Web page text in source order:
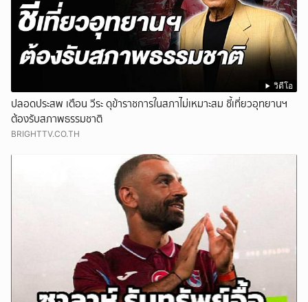
วิดีโอ
ปลอดประสพ เตือน วีระ ดุข้าราชการในสภาไม่เหมาะสม ชี้เที่ยวอุทยานฯ
ต้องรับสภาพธรรมชาติ
BRIGHTTV.CO.TH